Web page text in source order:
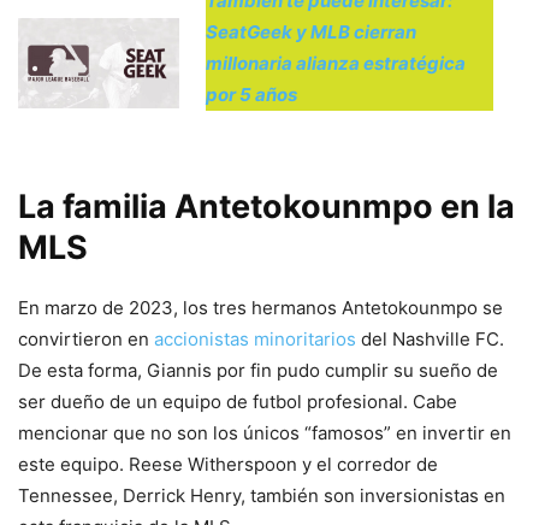
SeatGeek y MLB cierran
millonaria alianza estratégica
por 5 años
La familia Antetokounmpo en la
MLS
En marzo de 2023, los tres hermanos Antetokounmpo se
convirtieron en accionistas minoritarios del Nashville FC.
De esta forma, Giannis por fin pudo cumplir su sueño de
ser dueño de un equipo de futbol profesional. Cabe
mencionar que no son los únicos “famosos” en invertir en
este equipo. Reese Witherspoon y el corredor de
Tennessee, Derrick Henry, también son inversionistas en